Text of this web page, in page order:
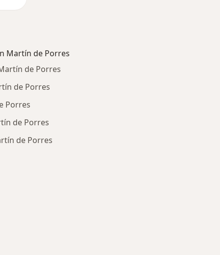
Martín de Porres
de Porres
de Porres
Porres
de Porres
de Porres